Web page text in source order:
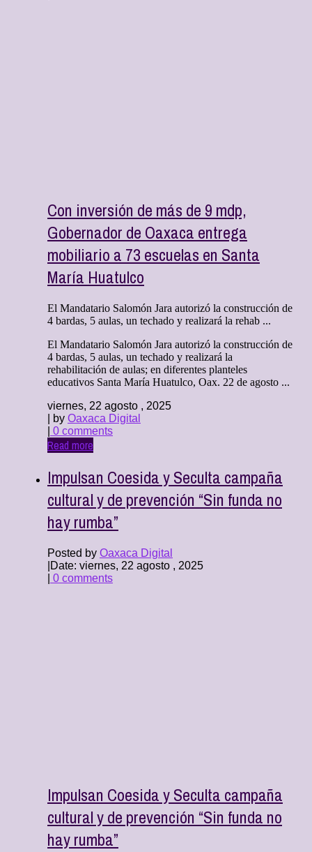
Con inversión de más de 9 mdp,
Gobernador de Oaxaca entrega
mobiliario a 73 escuelas en Santa
María Huatulco
El Mandatario Salomón Jara autorizó la construcción de
4 bardas, 5 aulas, un techado y realizará la rehab ...
El Mandatario Salomón Jara autorizó la construcción de
4 bardas, 5 aulas, un techado y realizará la
rehabilitación de aulas; en diferentes planteles
educativos Santa María Huatulco, Oax. 22 de agosto ...
viernes, 22 agosto , 2025
| by Oaxaca Digital
0 comments
Read more
Impulsan Coesida y Seculta campaña
cultural y de prevención “Sin funda no
hay rumba”
Posted by Oaxaca Digital
Date: viernes, 22 agosto , 2025
0 comments
Impulsan Coesida y Seculta campaña
cultural y de prevención “Sin funda no
hay rumba”